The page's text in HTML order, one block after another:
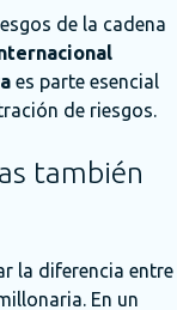
de la cadena
es parte esencial
de riesgos.
también
la diferencia entre
En un